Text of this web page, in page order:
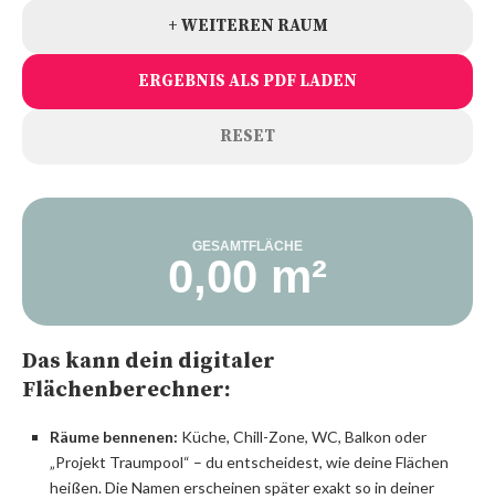
+ WEITEREN RAUM
ERGEBNIS ALS PDF LADEN
RESET
GESAMTFLÄCHE
0,00 m²
Das kann dein digitaler
Flächenberechner:
Räume bennenen: Küche, Chill-Zone, WC, Balkon oder
„Projekt Traumpool“ – du entscheidest, wie deine Flächen
heißen. Die Namen erscheinen später exakt so in deiner